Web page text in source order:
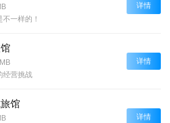
一样的！
详情
经营挑战
详情
馆
详情